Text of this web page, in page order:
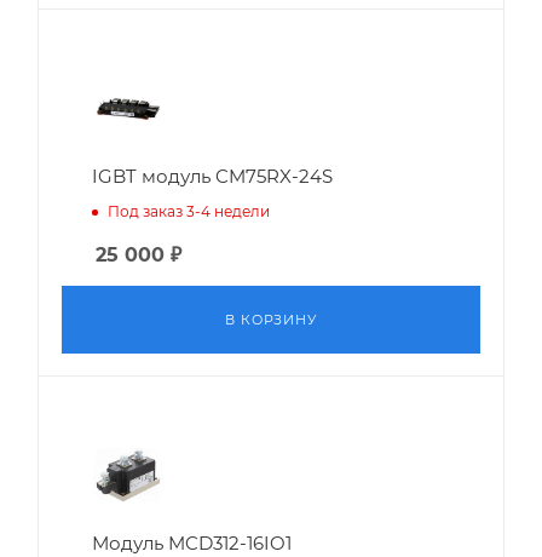
IGBT модуль CM75RX-24S
Под заказ 3-4 недели
25 000 ₽
В КОРЗИНУ
Модуль MCD312-16IO1